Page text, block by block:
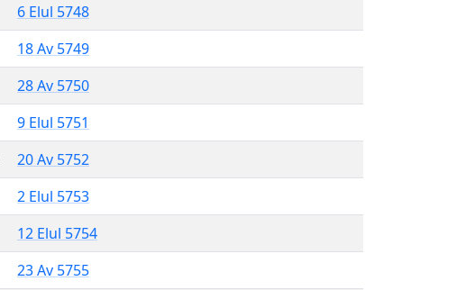
6 Elul 5748
18 Av 5749
28 Av 5750
9 Elul 5751
20 Av 5752
2 Elul 5753
12 Elul 5754
23 Av 5755